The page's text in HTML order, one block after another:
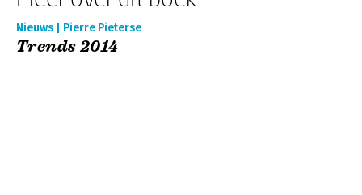
Nieuws | Pierre Pieterse
Trends 2014